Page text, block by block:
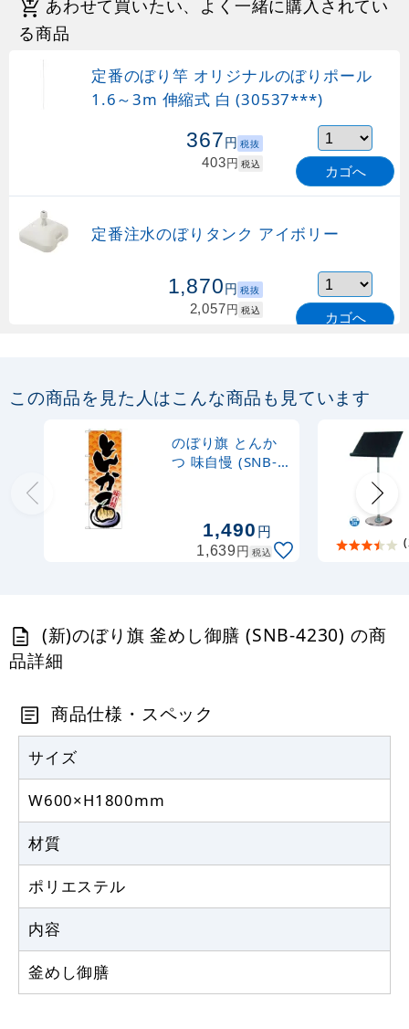
あわせて買いたい、よく一緒に購入されてい
る商品
定番のぼり竿 オリジナルのぼりポール
1.6～3m 伸縮式 白 (30537***)
367円 税抜
403円 税込 カゴへ
定番注水のぼりタンク アイボリー
1,870円 税抜
2,057円 税込 カゴへ
1.6～3m 伸縮式 緑 (30537GRN)
売り切れ中
購入不可
定番のぼり竿 オリジナルのぼりポール
1.6～3m 伸縮式 水色 (30537SBL)
367
定番のぼり竿 オリジナルのぼりポール
367
カゴへ
注水型マルチのぼりスタンド 20L
この商品を見た人はこんな商品も見ています
のぼり旗 とんか
つ 味自慢 (SNB-
1,490円
1,639円 税込
(新)のぼり旗 釜めし御膳 (SNB-4230) の商
品詳細
商品仕様・スペック
サイズ
W600×H1800mm
材質
ポリエステル
内容
釜めし御膳